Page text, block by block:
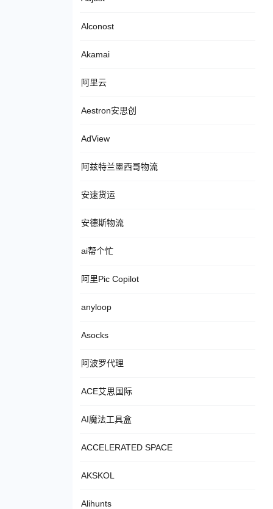
Alconost
Akamai
阿里云
Aestron安思创
AdView
阿兹特兰墨西哥物流
安速货运
安德斯物流
ai帮个忙
阿里Pic Copilot
anyloop
Asocks
阿波罗代理
ACE艾思国际
AI魔法工具盒
ACCELERATED SPACE
AKSKOL
Alihunts